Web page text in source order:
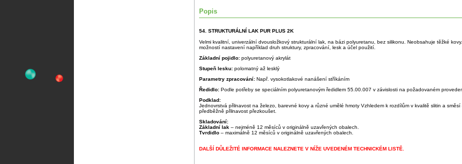
Popis
54. STRUKTURÁLNÍ LAK PUR PLUS 2K
Velmi kvalitní, univerzální dvousložkový strukturální lak, na bázi polyuretanu, bez silikonu. Neobsahuje těžké
možností nastavení například druh struktury, zpracování, lesk a účel použití.
Základní pojidlo: polyuretanový akrylát
Stupeň lesku: polomatný až lesklý
Parametry zpracování: Např. vysokotlakové nanášení stříkáním
Ředidlo: Podle potřeby se speciálním polyuretanovým ředidlem 55.00.007 v závislosti na požadovaném
Podklad:
Jednovrstvá přilnavost na železo, barevné kovy a různé umělé hmoty Vzhledem k rozdílům v kvalitě slitin a směsí
předběžně přilnavost přezkoušet.
Skladování:
Základní lak – nejméně 12 měsíců v originálně uzavřených obalech.
Tvrdidlo – maximálně 12 měsíců v originálně uzavřených obalech.
DALŠÍ DŮLEŽITÉ INFORMACE NALEZNETE V NÍŽE UVEDENÉM TECHNICKÉM LISTĚ.